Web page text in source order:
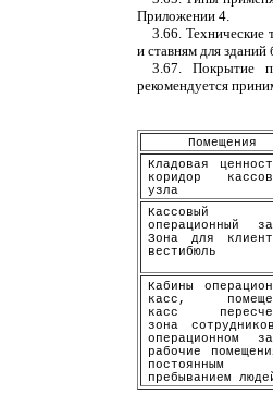
Приложении 4.
3.66. Технические
и ставням для зданий
3.67. Покрытие
рекомендуется
Помещения
Кладовая
коридор
узла
Кассовый
операционный
Зона для клие
вестибюль
Кабины
касс,
касс пересч
зона
операционном з
рабочие помещ
постоянным
пребыванием лю